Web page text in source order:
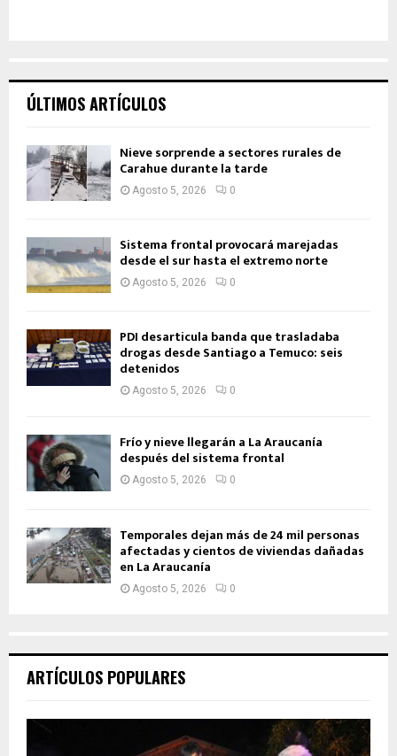
ÚLTIMOS ARTÍCULOS
Nieve sorprende a sectores rurales de
Carahue durante la tarde
Agosto 5, 2026 0
Sistema frontal provocará marejadas
desde el sur hasta el extremo norte
Agosto 5, 2026 0
PDI desarticula banda que trasladaba
drogas desde Santiago a Temuco: seis
detenidos
Agosto 5, 2026 0
Frío y nieve llegarán a La Araucanía
después del sistema frontal
Agosto 5, 2026 0
Temporales dejan más de 24 mil personas
afectadas y cientos de viviendas dañadas
en La Araucanía
Agosto 5, 2026 0
ARTÍCULOS POPULARES